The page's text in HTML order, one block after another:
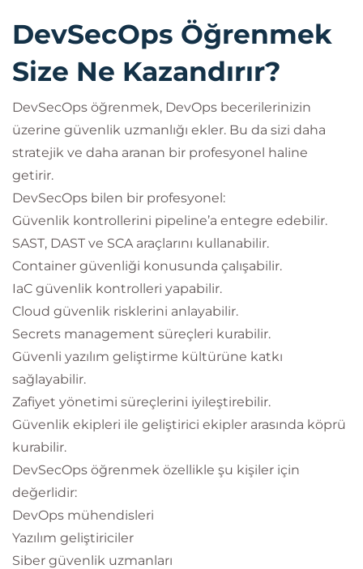
DevSecOps Öğrenmek
Size Ne Kazandırır?
DevSecOps öğrenmek, DevOps becerilerinizin
üzerine güvenlik uzmanlığı ekler. Bu da sizi daha
stratejik ve daha aranan bir profesyonel haline
getirir.
DevSecOps bilen bir profesyonel:
Güvenlik kontrollerini pipeline’a entegre edebilir.
SAST, DAST ve SCA araçlarını kullanabilir.
Container güvenliği konusunda çalışabilir.
IaC güvenlik kontrolleri yapabilir.
Cloud güvenlik risklerini anlayabilir.
Secrets management süreçleri kurabilir.
Güvenli yazılım geliştirme kültürüne katkı
sağlayabilir.
Zafiyet yönetimi süreçlerini iyileştirebilir.
Güvenlik ekipleri ile geliştirici ekipler arasında köprü
kurabilir.
DevSecOps öğrenmek özellikle şu kişiler için
değerlidir:
DevOps mühendisleri
Yazılım geliştiriciler
Siber güvenlik uzmanları